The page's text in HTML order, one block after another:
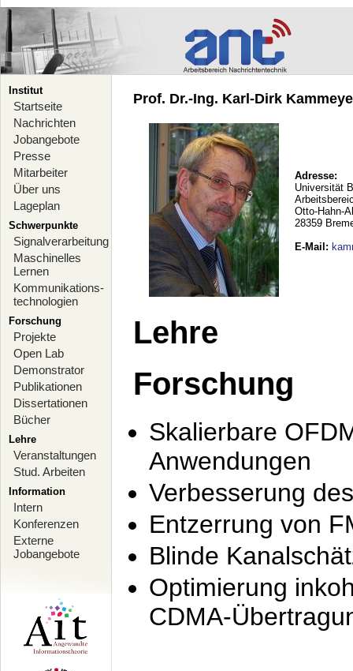
Institut
Startseite
Nachrichten
Jobangebote
Presse
Mitarbeiter
Über uns
Lageplan
Schwerpunkte
Signalverarbeitung
Maschinelles
Lernen
Kommunikations-
technologien
Forschung
Projekte
Open Lab
Demonstrator
Publikationen
Dissertationen
Bücher
Lehre
Veranstaltungen
Stud. Arbeiten
Information
Intern
Konferenzen
Externe
Jobangebote
Prof. Dr.-Ing. Karl-Dirk
Adresse:
Universität
Otto-Hahn-
28359
E-Mail :
Lehre
Forschung
Skalierbare
Anwendungen
Verbesserung
Entzerrung von
Blinde
Optimierung
CDMA-